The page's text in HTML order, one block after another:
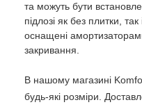
та можуть бути
підлозі як без плитки,
оснащені
закривання.
В нашому магазині
будь-які розміри.